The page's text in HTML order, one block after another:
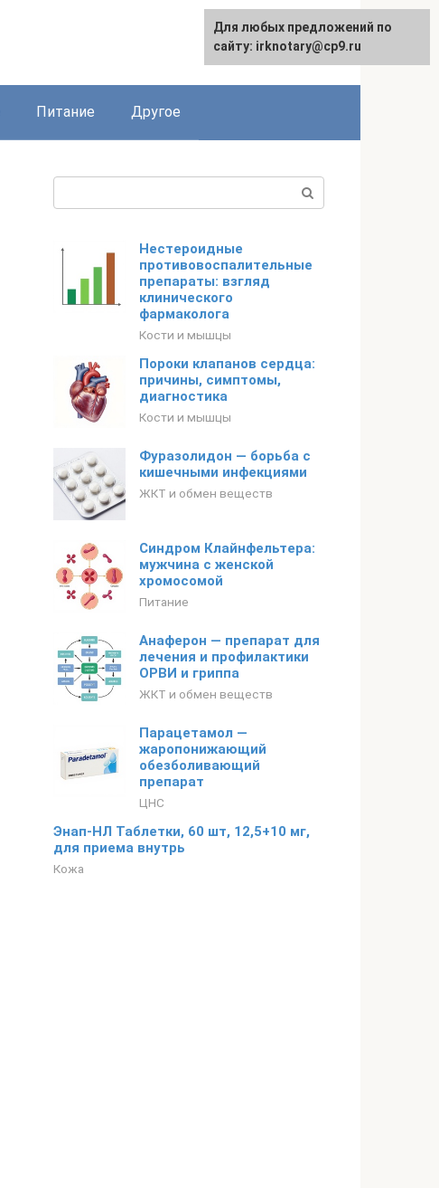
Питание Другое
Нестероидные
противовоспалительные
препараты: взгляд
клинического
фармаколога
Кости и мышцы
Пороки клапанов сердца:
причины, симптомы,
диагностика
Кости и мышцы
Фуразолидон — борьба с
кишечными инфекциями
ЖКТ и обмен веществ
Синдром Клайнфельтера:
мужчина с женской
хромосомой
Питание
Анаферон — препарат для
лечения и профилактики
ОРВИ и гриппа
ЖКТ и обмен веществ
Парацетамол —
жаропонижающий
обезболивающий
препарат
ЦНС
Энап-НЛ Таблетки, 60 шт, 12,5+10 мг,
для приема внутрь
Кожа
Для любых предложений по
сайту: irknotary@cp9.ru